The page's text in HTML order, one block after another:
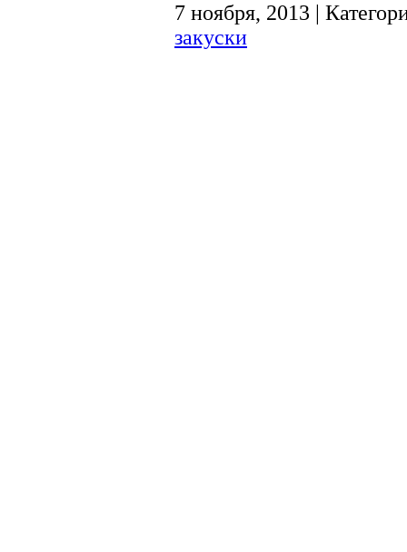
7 ноября, 2013 |
закуски